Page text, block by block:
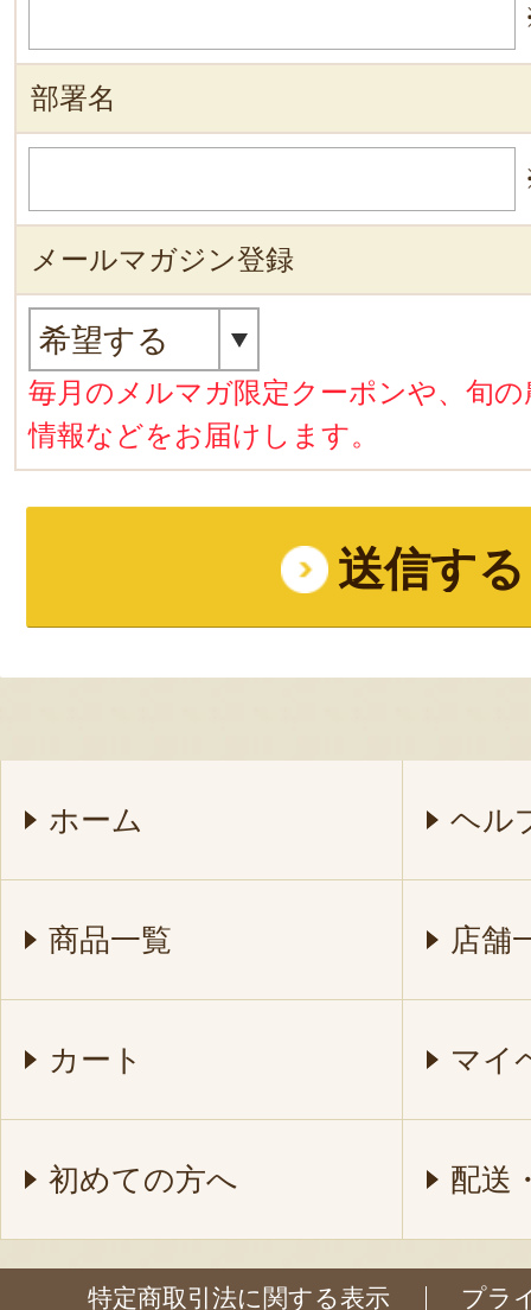
部署名
メールマガジン登録
毎月のメルマガ限定クーポンや、旬
情報などをお届けします。
ホーム ヘル
商品一覧 店舗
カート マイ
初めての方へ 配送
特定商取引法に関する表示 プラ